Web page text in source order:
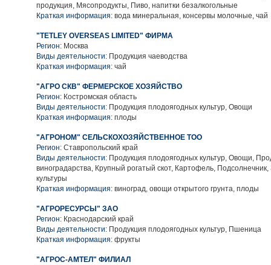
продукция, Мясопродукты, Пиво, напитки безалкогольные
Краткая информация: вода минеральная, консервы молочные, чай
"TETLEY OVERSEAS LIMITED" ФИРМА
Регион: Москва
Виды деятельности: Продукция чаеводства
Краткая информация: чай
"АГРО СКВ" ФЕРМЕРСКОЕ ХОЗЯЙСТВО
Регион: Костромская область
Виды деятельности: Продукция плодоягодных культур, Овощи
Краткая информация: плоды
"АГРОНОМ" СЕЛЬСКОХОЗЯЙСТВЕННОЕ ТОО
Регион: Ставропольский край
Виды деятельности: Продукция плодоягодных культур, Овощи,
виноградарства, Крупный рогатый скот, Картофель,
культуры
Краткая информация: виноград, овощи открытого грунта, плоды
"АГРОРЕСУРСЫ" ЗАО
Регион: Краснодарский край
Виды деятельности: Продукция плодоягодных культур, Пшеница
Краткая информация: фрукты
"АГРОС-АМТЕЛ" ФИЛИАЛ